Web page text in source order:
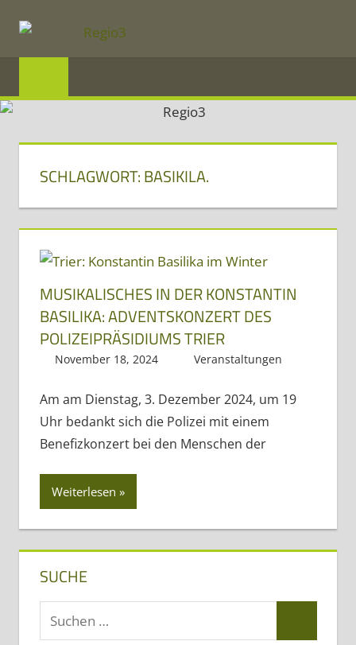
Inhalt
springen
Region
Mosel
und
Saar
Dreiländereck
SCHLAGWORT:BASIKILA.
MUSIKALISCHES IN DER KONSTANTIN
BASILIKA: ADVENTSKONZERT DES
POLIZEIPRÄSIDIUMS TRIER
November 18, 2024 Regio3
Veranstaltungen
Am am Dienstag, 3. Dezember 2024, um 19
Uhr bedankt sich die Polizei mit einem
Benefizkonzert bei den Menschen der
Weiterlesen
SUCHE
Suchen
nach: